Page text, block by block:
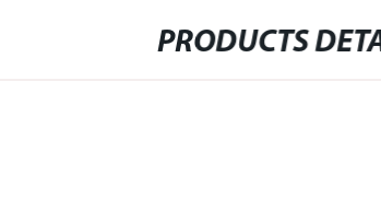
PRODUCTS